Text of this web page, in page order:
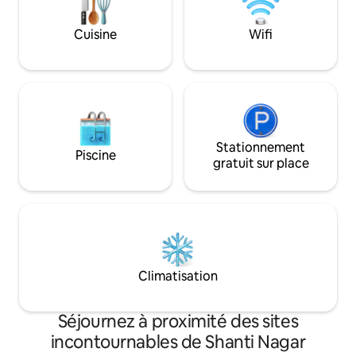
sécurité et d'un
Idéal pour un
voyageurs. Situé
Koramangala à
Cuisine Wifi
Piscine
Stationnement
gratuit sur place
Climatisation
Séjournez à proximité des sites
incontournables de Shanti Nagar